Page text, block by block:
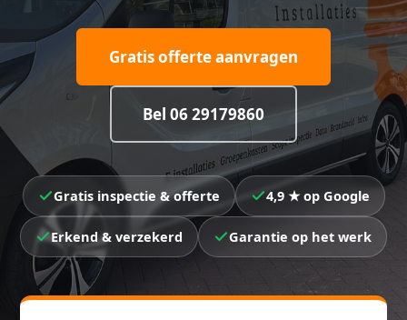
Gratis offerte aanvragen
Bel 06 29179860
Gratis inspectie & offerte 4,9 ★ op Google
Erkend & verzekerd Garantie op het werk